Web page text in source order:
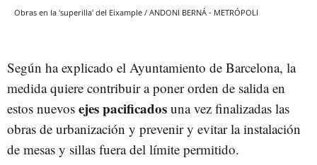
Obras en la 'superilla' del Eixample / ANDONI BERNÁ - METRÓPOLI
Según ha explicado el Ayuntamiento de Barcelona, la
medida quiere contribuir a poner orden de salida en
estos nuevos ejes pacificados una vez finalizadas las
obras de urbanización y prevenir y evitar la instalación
de mesas y sillas fuera del límite permitido.